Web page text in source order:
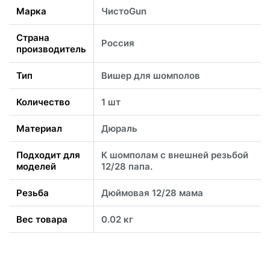
Марка ЧистоGun
Страна
производитель
Россия
Тип Вишер для шомполов
Количество 1 шт
Материал Дюраль
Подходит для
моделей
К шомполам с внешней резьбой
12/28 папа.
Резьба Дюймовая 12/28 мама
Вес товара 0.02 кг